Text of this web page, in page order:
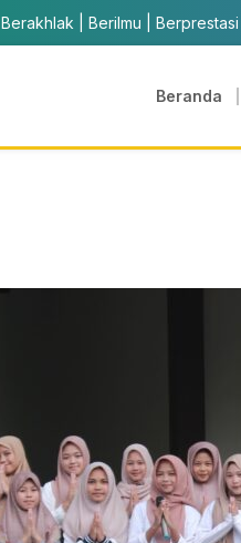
Berakhlak | Berilmu | Berprestasi
Beranda